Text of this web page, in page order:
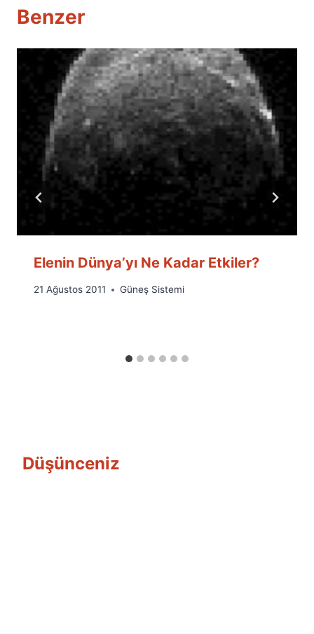
Benzer
Elenin Dünya’yı Ne Kadar Etkiler?
By
21 Ağustos 2011 Güneş Sistemi
Düşünceniz